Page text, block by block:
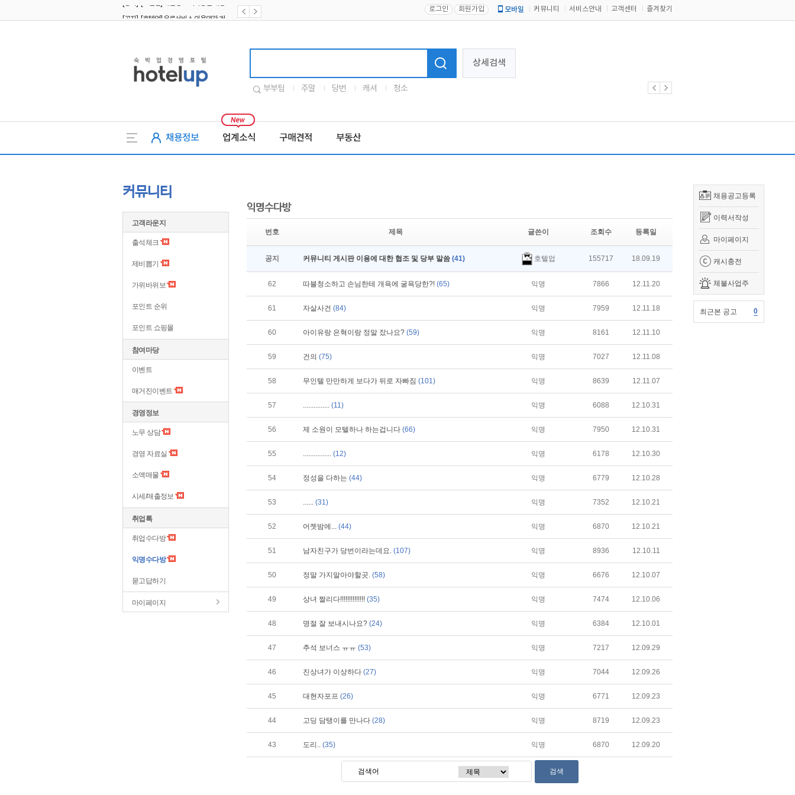
로그인 회원가입 모바일 커뮤니티 서비스안내 고객센터 즐겨찾기
상세검색
부부팀 주말 당번 캐셔 청소
채용정보 업계소식 구매견적 부동산
채용공고등록
이력서작성
마이페이지
캐시충전
체불사업주
최근본 공고 0
커뮤니티
고객라운지
출석체크
제비뽑기
가위바위보
포인트 순위
포인트 쇼핑몰
참여마당
이벤트
매거진이벤트
경영정보
노무 상담
경영 자료실
소액매물
시세/매출정보
취업톡
취업수다방
익명수다방
묻고답하기
마이페이지
익명수다방
번호 제목 글쓴이 조회수 등록일
공지 커뮤니티 게시판 이용에 대한 협조 및 당부 말씀 (41) 호텔업 155717 18.09.19
62 따블청소하고 손님한테 개욕에 굴욕당한?! (65) 익명 7866 12.11.20
61 자살사건 (84) 익명 7959 12.11.18
60 아이유랑 은혁이랑 정말 잤나요? (59) 익명 8161 12.11.10
59 건의 (75) 익명 7027 12.11.08
58 무인텔 만만하게 보다가 뒤로 자빠짐 (101) 익명 8639 12.11.07
57 ............... (11) 익명 6088 12.10.31
56 제 소원이 모텔하나 하는겁니다 (66) 익명 7950 12.10.31
55 ................ (12) 익명 6178 12.10.30
54 정성을 다하는 (44) 익명 6779 12.10.28
53 ...... (31) 익명 7352 12.10.21
52 어젯밤에... (44) 익명 6870 12.10.21
51 남자친구가 당번이라는데요. (107) 익명 8936 12.10.11
50 정말 가지말아야할곳. (58) 익명 6676 12.10.07
49 상녀 짤리다!!!!!!!!!!!!!! (35) 익명 7474 12.10.06
48 명절 잘 보내시나요? (24) 익명 6384 12.10.01
47 추석 보너스 ㅠㅠ (53) 익명 7217 12.09.29
46 진상녀가 이상하다 (27) 익명 7044 12.09.26
45 대현자포프 (26) 익명 6771 12.09.23
44 고딩 담탱이를 만나다 (28) 익명 8719 12.09.23
43 도리.. (35) 익명 6870 12.09.20